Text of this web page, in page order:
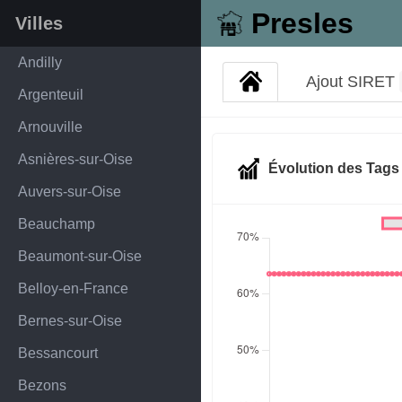
Presles
Villes
Andilly
Argenteuil
Arnouville
Asnières-sur-Oise
Auvers-sur-Oise
Beauchamp
Beaumont-sur-Oise
Belloy-en-France
Bernes-sur-Oise
Bessancourt
Bezons
Ajout SIRET
Évolution des